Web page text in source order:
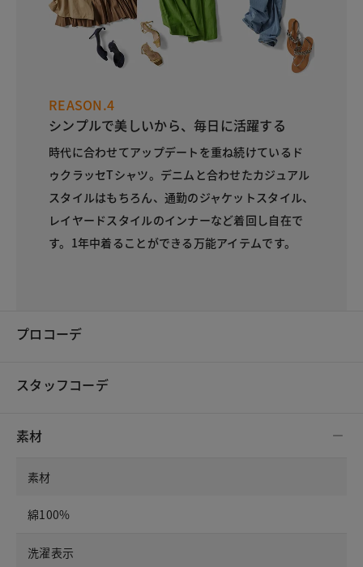
REASON.4
シンプルで美しいから、毎日に活躍する
時代に合わせてアップデートを重ね続けているド
ゥクラッセTシャツ。デニムと合わせたカジュアル
スタイルはもちろん、通勤のジャケットスタイル、
レイヤードスタイルのインナーなど着回し自在で
す。1年中着ることができる万能アイテムです。
プロコーデ
スタッフコーデ
素材
素材
綿100%
洗濯表示